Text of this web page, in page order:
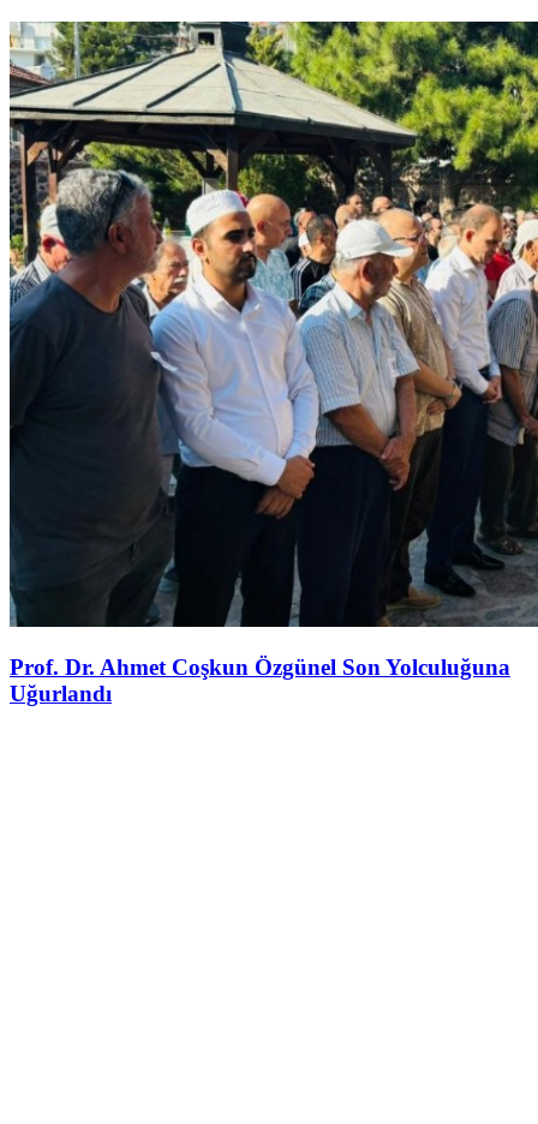
Prof. Dr. Ahmet Coşkun Özgünel Son Yolculuğuna
Uğurlandı